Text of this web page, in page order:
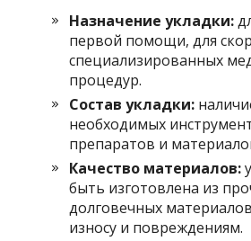
Назначение укладки:
первой помощи, для
специализированных
процедур.
Состав укладки:
необходимых
препаратов и
Качество материалов:
быть изготовлена из
долговечных
износу и повреждениям.